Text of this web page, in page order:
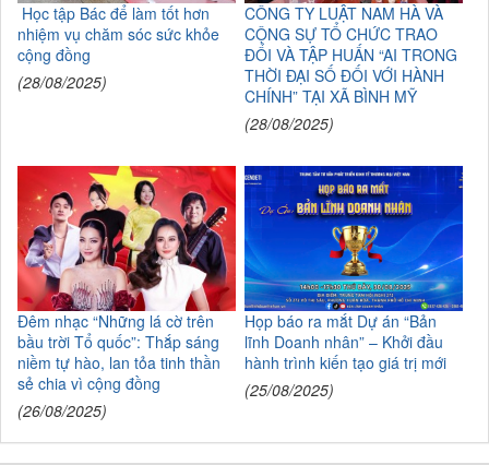
Học tập Bác để làm tốt hơn
nhiệm vụ chăm sóc sức khỏe
cộng đồng
(28/08/2025)
CÔNG TY LUẬT NAM HÀ VÀ
CỘNG SỰ TỔ CHỨC TRAO
ĐỔI VÀ TẬP HUẤN “AI TRONG
THỜI ĐẠI SỐ ĐỐI VỚI HÀNH
CHÍNH” TẠI XÃ BÌNH MỸ
(28/08/2025)
Đêm nhạc “Những lá cờ trên
bầu trời Tổ quốc”: Thắp sáng
niềm tự hào, lan tỏa tinh thần
sẻ chia vì cộng đồng
(26/08/2025)
Họp báo ra mắt Dự án “Bản
lĩnh Doanh nhân” – Khởi đầu
hành trình kiến tạo giá trị mới
(25/08/2025)